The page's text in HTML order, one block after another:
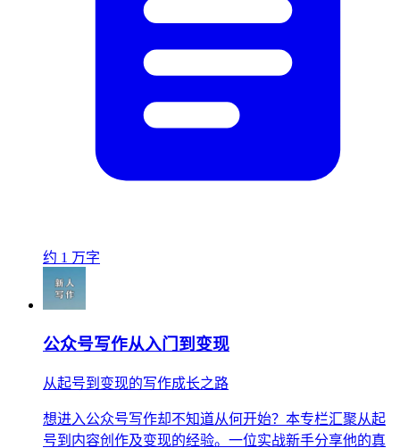
约 1 万字
公众号写作从入门到变现
从起号到变现的写作成长之路
想进入公众号写作却不知道从何开始？本专栏汇聚从起
号到内容创作及变现的经验。一位实战新手分享他的真